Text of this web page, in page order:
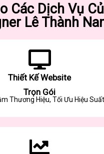
Các Dịch Vụ
Lê Thành
Thiết Kế Website
Trọn Gói
Thương Hiệu, Tối Ưu Hiệu Suất